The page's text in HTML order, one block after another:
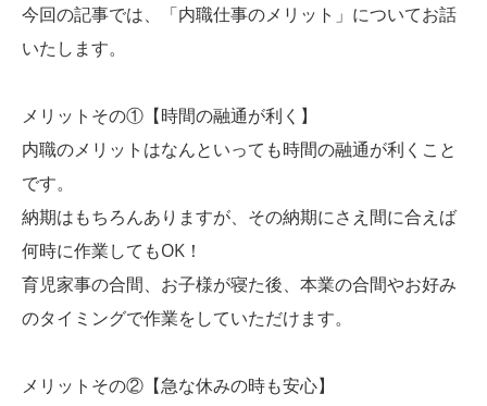
今回の記事では、「内職仕事のメリット」についてお話
いたします。
メリットその①【時間の融通が利く】
内職のメリットはなんといっても時間の融通が利くこと
です。
納期はもちろんありますが、その納期にさえ間に合えば
何時に作業してもOK！
育児家事の合間、お子様が寝た後、本業の合間やお好み
のタイミングで作業をしていただけます。
メリットその②【急な休みの時も安心】